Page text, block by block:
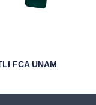
FCA UNAM